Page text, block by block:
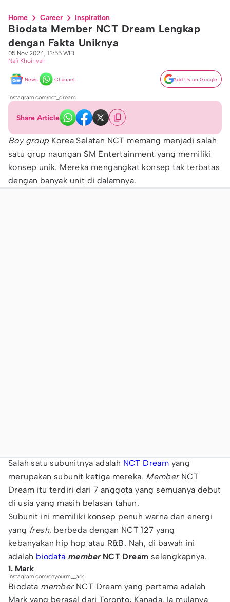
Home Career Inspiration
Biodata Member NCT Dream Lengkap
dengan Fakta Uniknya
05 Nov 2024, 13:55 WIB
Nafi Khoiriyah
News Channel Add Us on Google
instagram.com/nct_dream
Share Article
Boy group Korea Selatan NCT memang menjadi salah
satu grup naungan SM Entertainment yang memiliki
konsep unik. Mereka mengangkat konsep tak terbatas
dengan banyak unit di dalamnya.
Salah satu subunitnya adalah NCT Dream yang
merupakan subunit ketiga mereka. MemberNCT
Dream itu terdiri dari 7 anggota yang semuanya debut
di usia yang masih belasan tahun.
Subunit ini memiliki konsep penuh warna dan energi
yang fresh, berbeda dengan NCT 127 yang
kebanyakan hip hop atau R&B. Nah, di bawah ini
adalah biodata memberNCT Dream selengkapnya.
1. Mark
instagram.com/onyourm__ark
Biodata memberNCT Dream yang pertama adalah
Mark yang berasal dari Toronto, Kanada. Ia mulanya